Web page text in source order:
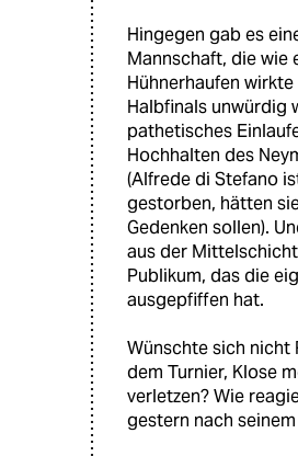
Hingegen gab es
Mannschaft, die wie
Hühnerhaufen
Halbfinals unwürdig
pathetisches
Hochhalten des
(Alfrede di Stefano
gestorben, hätten
Gedenken sollen).
aus der
Publikum, das die
ausgepfiffen hat.
Wünschte sich nicht
dem Turnier, Klose
verletzen? Wie
gestern nach